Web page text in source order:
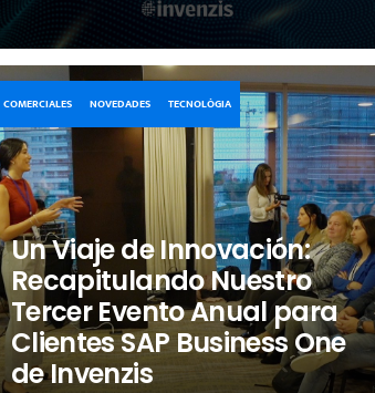
Un Viaje de Innovación:
Recapitulando Nuestro
Tercer Evento Anual para
Clientes SAP Business One
de Invenzis
COMERCIALES NOVEDADES TECNOLÓGIA